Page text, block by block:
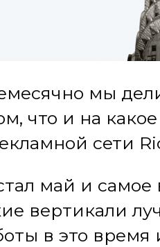
мы
что и на
сети
май и самое
вертикали
в это время